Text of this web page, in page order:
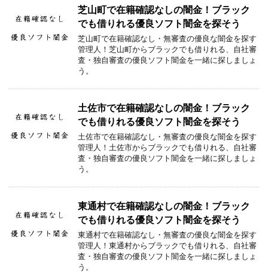
芝山町で在籍確認なしの闇金！ブラック
でも借りれる優良ソフト闇金を探そう
芝山町で在籍確認なし・無審査の優良な闇金を探す
管理人！芝山町からブラックでも借りれる、自社審
査・独自審査の優良ソフト闇金を一緒に探しましょ
う。
土佐市で在籍確認なしの闇金！ブラック
でも借りれる優良ソフト闇金を探そう
土佐市で在籍確認なし・無審査の優良な闇金を探す
管理人！土佐市からブラックでも借りれる、自社審
査・独自審査の優良ソフト闇金を一緒に探しましょ
う。
東通村で在籍確認なしの闇金！ブラック
でも借りれる優良ソフト闇金を探そう
東通村で在籍確認なし・無審査の優良な闇金を探す
管理人！東通村からブラックでも借りれる、自社審
査・独自審査の優良ソフト闇金を一緒に探しましょ
う。